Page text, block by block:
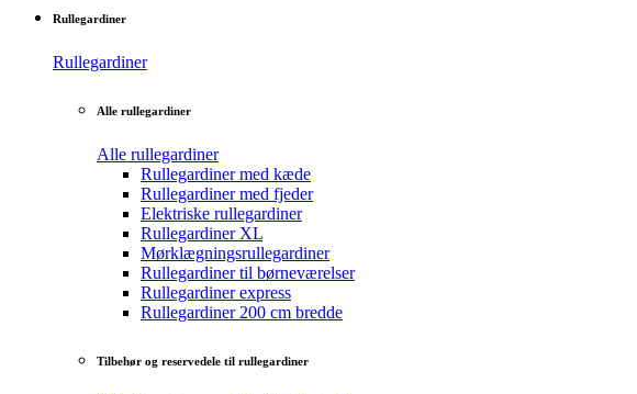
Rullegardiner
Rullegardiner
Alle rullegardiner
Alle rullegardiner
Rullegardiner med kæde
Rullegardiner med fjeder
Elektriske rullegardiner
Rullegardiner XL
Mørklægningsrullegardiner
Rullegardiner til børneværelser
Rullegardiner express
Rullegardiner 200 cm bredde
Tilbehør og reservedele til rullegardiner